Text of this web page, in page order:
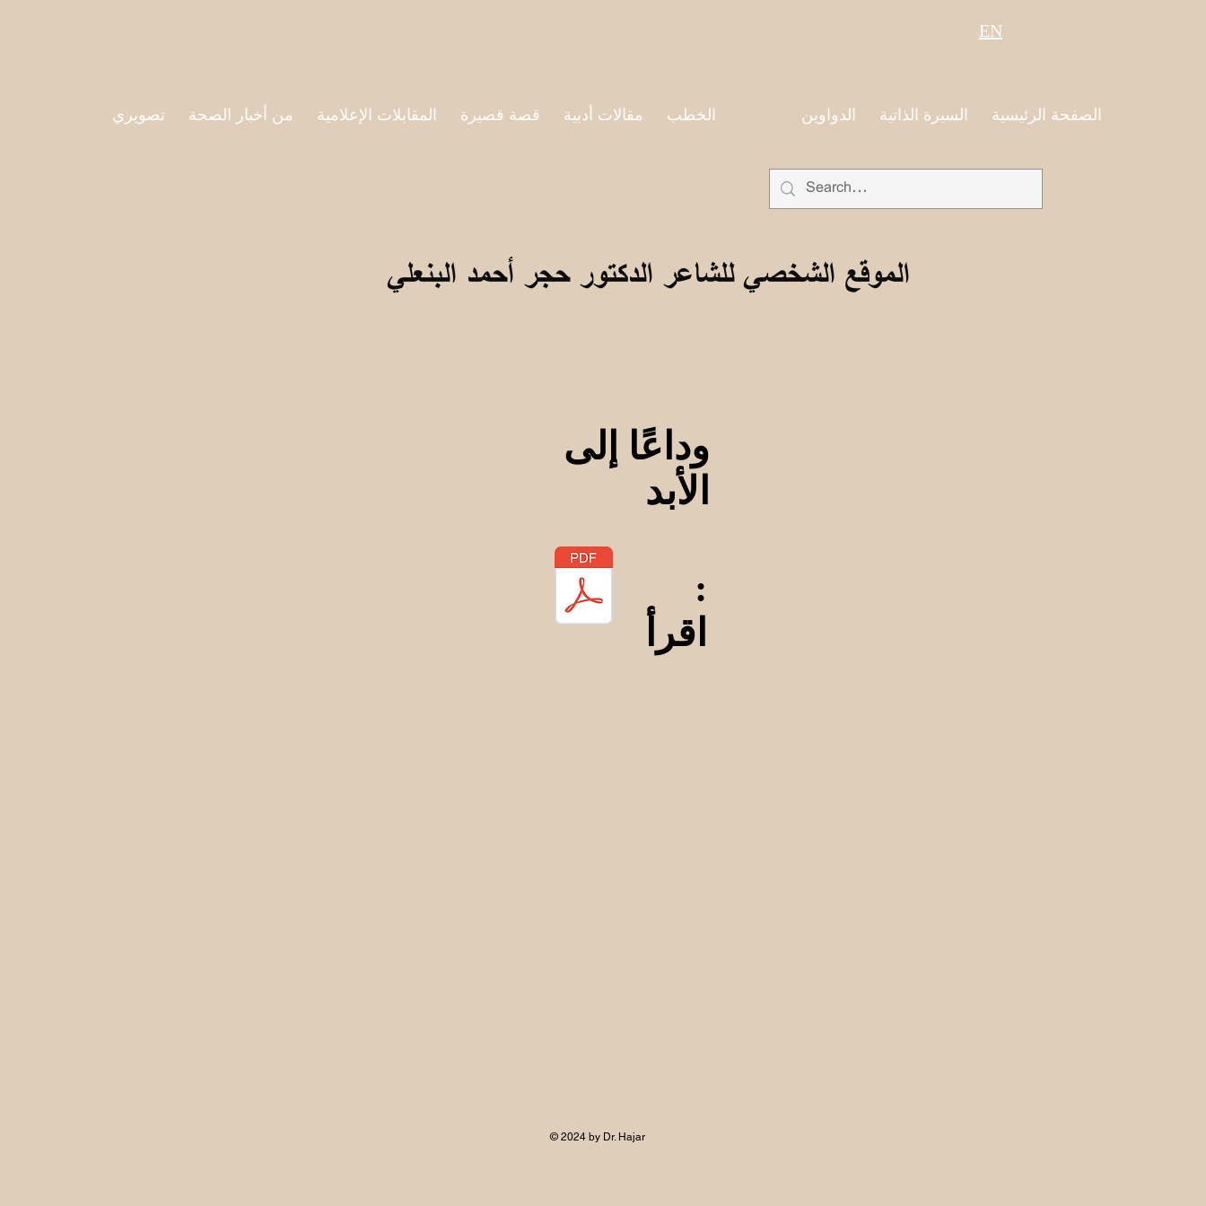
EN
الصفحة الرئيسية السيرة الذاتية الدواوين الخطب مقالات أدبية قصة قصيرة المقابلات الإعلامية من أخبار الصحة تصويري
الموقع الشخصي للشاعر الدكتور حجر أحمد البنعلي
وداعًا إلى
الأبد
:
اقرأ
© 2024 by Dr. Hajar